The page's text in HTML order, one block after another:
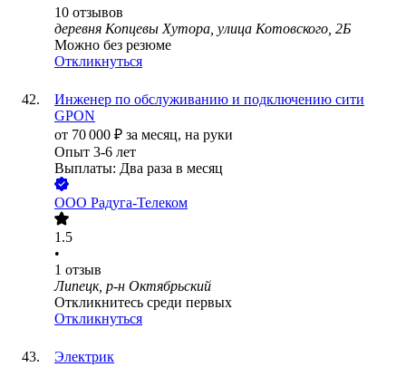
10 отзывов
деревня Копцевы Хутора, улица Котовского, 2Б
Можно без резюме
Откликнуться
Инженер по обслуживанию и подключению сити
GPON
от 70 000 ₽ за месяц, на руки
Опыт 3-6 лет
Выплаты: Два раза в месяц
ООО Радуга-Телеком
1.5
•
1 отзыв
Липецк, р-н Октябрьский
Откликнитесь среди первых
Откликнуться
Электрик